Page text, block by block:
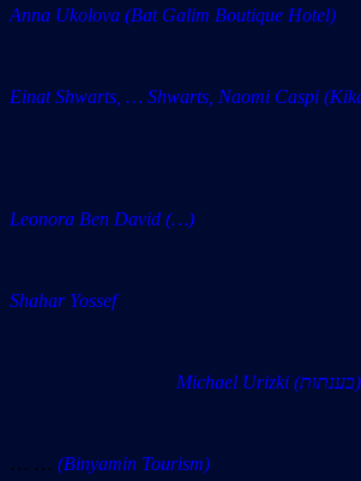
Anna Ukolova (Bat Galim Boutique Hotel)
Einat Shwarts, … Shwarts, Naomi Caspi
Leonora Ben David (…)
Shahar Yossef
Michael Urizki (בענתות)
… … (Binyamin Tourism) …